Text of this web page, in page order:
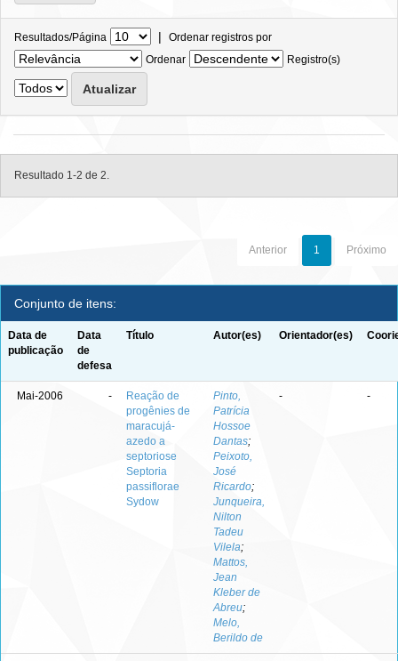
Resultados/Página | Ordenar registros por
Ordenar
Registro(s)
Resultado 1-2 de 2.
Anterior 1 Próximo
Conjunto de itens:
Data de
publicação
Data
de
defesa
Título Autor(es) Orientador(es)
Mai-2006 -
Reação de
progênies de
maracujá-
azedo a
septoriose
Septoria
passiflorae
Sydow
Pinto,
Patrícia
Hossoe
Dantas;
Peixoto,
José
Ricardo;
Junqueira,
Nilton
Tadeu
Vilela;
Mattos,
Jean
Kleber de
Abreu;
Melo,
Berildo de
- -